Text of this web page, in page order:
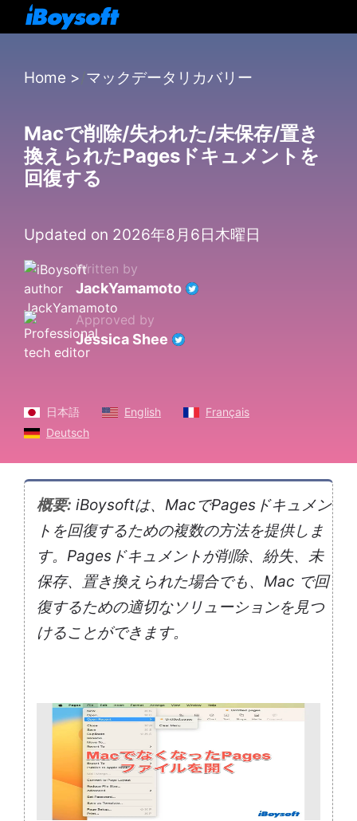
Home > マックデータリカバリー
Macで削除/失われた/未保存/置き
換えられたPagesドキュメントを
回復する
Updated on 2026年8月6日木曜日
Written by
JackYamamoto
Approved by
Jessica Shee
日本語 English
Français
Deutsch
概要: iBoysoftは、MacでPagesドキュメン
トを回復するための複数の方法を提供しま
す。Pag​​esドキュメントが削除、紛失、未
保存、置き換えられた場合でも、Mac で回
復するための適切なソリューションを見つ
けることができます。